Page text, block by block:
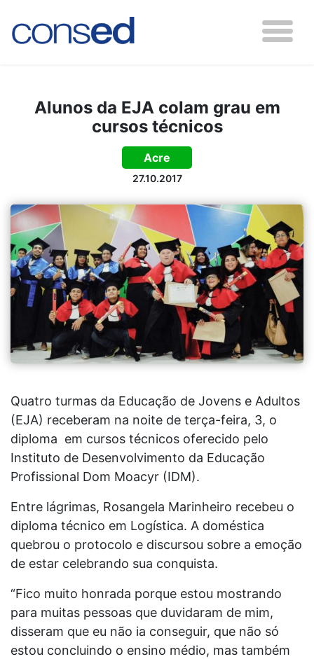
Alunos da EJA colam grau em
cursos técnicos
Acre
27.10.2017
Quatro turmas da Educação de Jovens e Adultos
(EJA) receberam na noite de terça-feira, 3, o
diploma em cursos técnicos oferecido pelo
Instituto de Desenvolvimento da Educação
Profissional Dom Moacyr (IDM).
Entre lágrimas, Rosangela Marinheiro recebeu o
diploma técnico em Logística. A doméstica
quebrou o protocolo e discursou sobre a emoção
de estar celebrando sua conquista.
“Fico muito honrada porque estou mostrando
para muitas pessoas que duvidaram de mim,
disseram que eu não ia conseguir, que não só
estou concluindo o ensino médio, mas também